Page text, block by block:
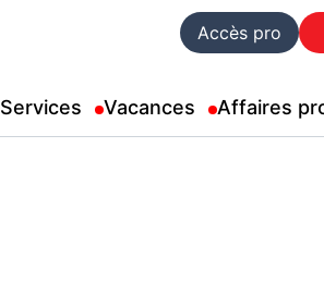
Accès pro
Services Vacances Affaires